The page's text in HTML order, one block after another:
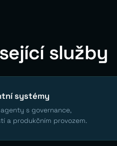
služby
systémy
s governance,
a produkčním provozem.